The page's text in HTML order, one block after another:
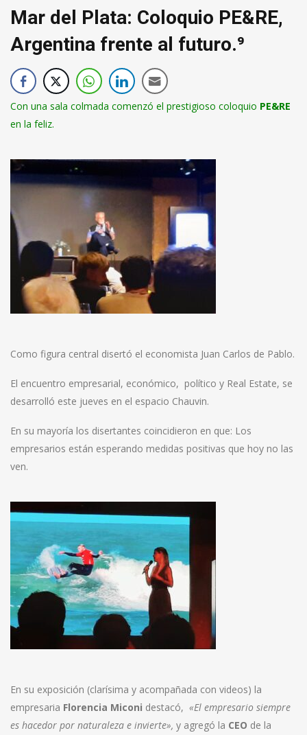
Mar del Plata: Coloquio PE&RE,
Argentina frente al futuro.⁹
Con una sala colmada comenzó el prestigioso coloquio PE&RE
en la feliz.
Como figura central disertó el economista Juan Carlos de Pablo.
El encuentro empresarial, económico, político y Real Estate, se
desarrolló este jueves en el espacio Chauvin.
En su mayoría los disertantes coincidieron en que: Los
empresarios están esperando medidas positivas que hoy no las
ven.
En su exposición (clarísima y acompañada con videos) la
empresaria Florencia Miconi destacó, «El empresario siempre
es hacedor por naturaleza e invierte», y agregó la CEO de la